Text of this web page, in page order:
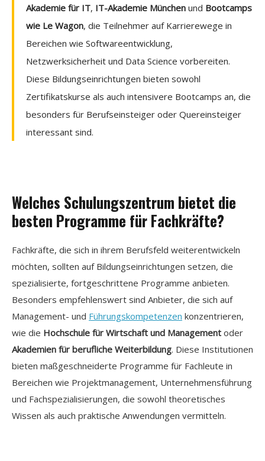
Akademie für IT, IT-Akademie München und Bootcamps
wie Le Wagon, die Teilnehmer auf Karrierewege in
Bereichen wie Softwareentwicklung,
Netzwerksicherheit und Data Science vorbereiten.
Diese Bildungseinrichtungen bieten sowohl
Zertifikatskurse als auch intensivere Bootcamps an, die
besonders für Berufseinsteiger oder Quereinsteiger
interessant sind.
Welches Schulungszentrum bietet die
besten Programme für Fachkräfte?
Fachkräfte, die sich in ihrem Berufsfeld weiterentwickeln
möchten, sollten auf Bildungseinrichtungen setzen, die
spezialisierte, fortgeschrittene Programme anbieten.
Besonders empfehlenswert sind Anbieter, die sich auf
Management- und Führungskompetenzen konzentrieren,
wie die Hochschule für Wirtschaft und Management oder
Akademien für berufliche Weiterbildung. Diese Institutionen
bieten maßgeschneiderte Programme für Fachleute in
Bereichen wie Projektmanagement, Unternehmensführung
und Fachspezialisierungen, die sowohl theoretisches
Wissen als auch praktische Anwendungen vermitteln.